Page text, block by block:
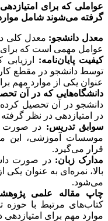
عواملی که برای
گرفته می‌شوند شامل
معدل دانشجو: معدل کلی
عوامل مهمی است که برای
کیفیت پایان‌نامه:
توسط دانشجو در مقطع
عنوان یکی از موارد مهم
دانشگاه‌هایی که در آن
دانشجو در آن تحصیل
در امتیازدهی در نظر
سوابق تدریس: در صورت
موسسات آموزشی، این
قرار می‌گیرد.
مدارک زبان: در صورت
بالا، نمره‌ای به عنوان
می‌شود.
چاپ مقاله علمی
کتاب‌های مرتبط با حوزه
موارد مهم برای